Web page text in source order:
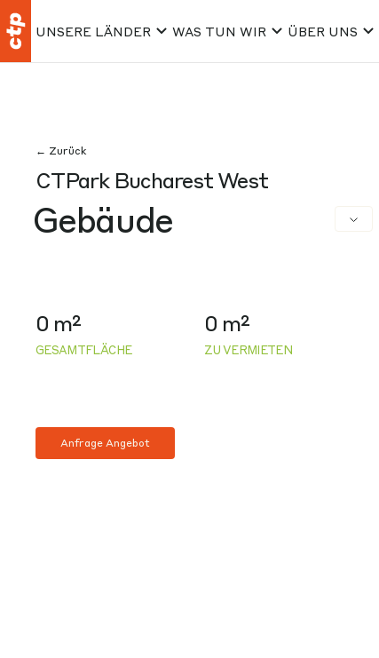
UNSERE LÄNDER WAS TUN WIR ÜBER UNS
← Zurück
CTPark Bucharest West
Gebäude
0 m²
GESAMTFLÄCHE
0 m²
ZU VERMIETEN
Anfrage Angebot